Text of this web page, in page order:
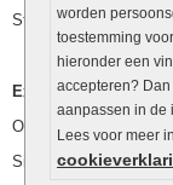
worden
toestemming
hieronder een
accepteren?
aanpassen in de
Lees voor meer
Stapelstenen
Extra benodigdheden
Ophoogzand
Siergrind en siersplit